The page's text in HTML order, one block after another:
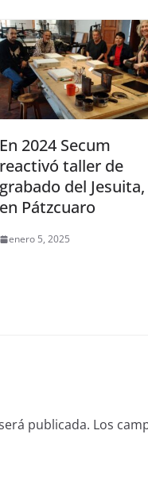
En 2024 Secum
reactivó taller de
grabado del Jesuita,
en Pátzcuaro
enero 5, 2025
publicada. Los